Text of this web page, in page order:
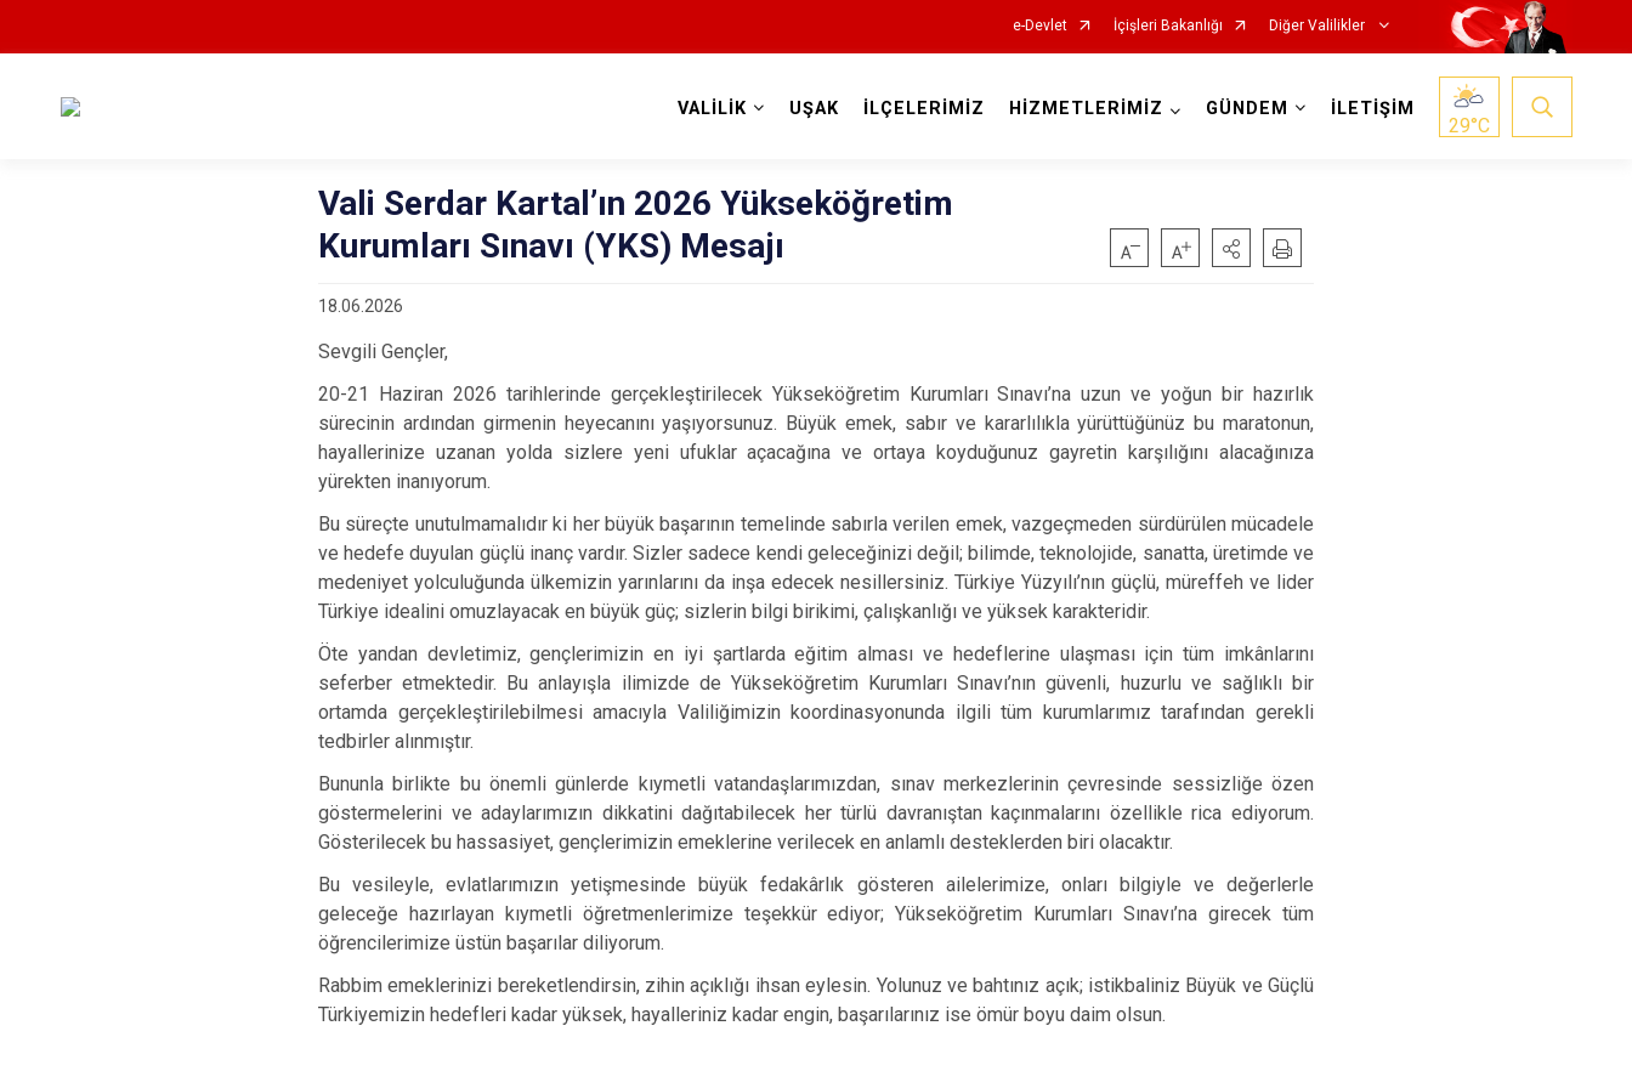
e-Devlet İçişleri Bakanlığı Diğer Valilikler
VALİLİK UŞAK İLÇELERİMİZ HİZMETLERİMİZ GÜNDEM İLETİŞİM
29°C
Vali Serdar Kartal’ın 2026 Yükseköğretim
Kurumları Sınavı (YKS) Mesajı
18.06.2026
Sevgili Gençler,
20-21 Haziran 2026 tarihlerinde gerçekleştirilecek Yükseköğretim Kurumları Sınavı’na uzun ve yoğun bir hazırlık
sürecinin ardından girmenin heyecanını yaşıyorsunuz. Büyük emek, sabır ve kararlılıkla yürüttüğünüz bu maratonun,
hayallerinize uzanan yolda sizlere yeni ufuklar açacağına ve ortaya koyduğunuz gayretin karşılığını alacağınıza
yürekten inanıyorum.
Bu süreçte unutulmamalıdır ki her büyük başarının temelinde sabırla verilen emek, vazgeçmeden sürdürülen mücadele
ve hedefe duyulan güçlü inanç vardır. Sizler sadece kendi geleceğinizi değil; bilimde, teknolojide, sanatta, üretimde ve
medeniyet yolculuğunda ülkemizin yarınlarını da inşa edecek nesillersiniz. Türkiye Yüzyılı’nın güçlü, müreffeh ve lider
Türkiye idealini omuzlayacak en büyük güç; sizlerin bilgi birikimi, çalışkanlığı ve yüksek karakteridir.
Öte yandan devletimiz, gençlerimizin en iyi şartlarda eğitim alması ve hedeflerine ulaşması için tüm imkânlarını
seferber etmektedir. Bu anlayışla ilimizde de Yükseköğretim Kurumları Sınavı’nın güvenli, huzurlu ve sağlıklı bir
ortamda gerçekleştirilebilmesi amacıyla Valiliğimizin koordinasyonunda ilgili tüm kurumlarımız tarafından gerekli
tedbirler alınmıştır.
Bununla birlikte bu önemli günlerde kıymetli vatandaşlarımızdan, sınav merkezlerinin çevresinde sessizliğe özen
göstermelerini ve adaylarımızın dikkatini dağıtabilecek her türlü davranıştan kaçınmalarını özellikle rica ediyorum.
Gösterilecek bu hassasiyet, gençlerimizin emeklerine verilecek en anlamlı desteklerden biri olacaktır.
Bu vesileyle, evlatlarımızın yetişmesinde büyük fedakârlık gösteren ailelerimize, onları bilgiyle ve değerlerle
geleceğe hazırlayan kıymetli öğretmenlerimize teşekkür ediyor; Yükseköğretim Kurumları Sınavı’na girecek tüm
öğrencilerimize üstün başarılar diliyorum.
Rabbim emeklerinizi bereketlendirsin, zihin açıklığı ihsan eylesin. Yolunuz ve bahtınız açık; istikbaliniz Büyük ve Güçlü
Türkiyemizin hedefleri kadar yüksek, hayalleriniz kadar engin, başarılarınız ise ömür boyu daim olsun.